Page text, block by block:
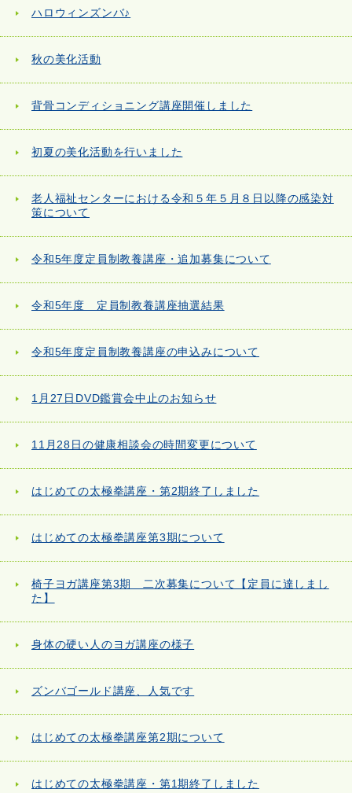
ハロウィンズンバ♪
秋の美化活動
背骨コンディショニング講座開催しました
初夏の美化活動を行いました
老人福祉センターにおける令和５年５月８日以降の感染対
策について
令和5年度定員制教養講座・追加募集について
令和5年度 定員制教養講座抽選結果
令和5年度定員制教養講座の申込みについて
1月27日DVD鑑賞会中止のお知らせ
11月28日の健康相談会の時間変更について
はじめての太極拳講座・第2期終了しました
はじめての太極拳講座第3期について
椅子ヨガ講座第3期 二次募集について【定員に達しまし
た】
身体の硬い人のヨガ講座の様子
ズンバゴールド講座、人気です
はじめての太極拳講座第2期について
はじめての太極拳講座・第1期終了しました